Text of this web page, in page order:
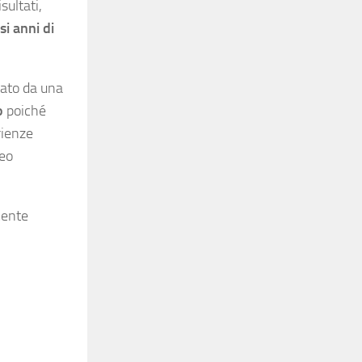
anni di
da una
poiché